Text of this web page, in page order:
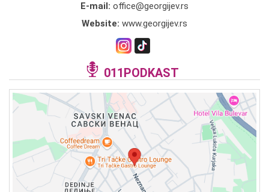
E-mail: office@georgijev.rs
Website: www.georgijev.rs
011PODKAST